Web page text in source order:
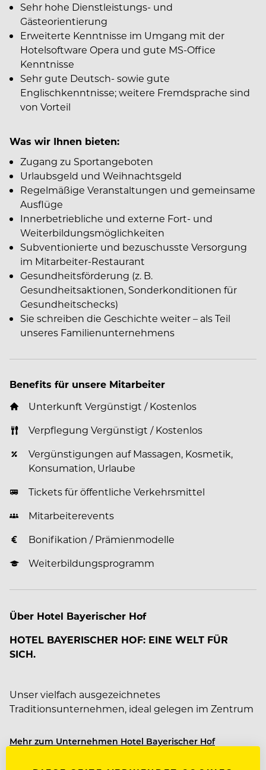
Sehr hohe Dienstleistungs- und
Gästeorientierung
Erweiterte Kenntnisse im Umgang mit der
Hotelsoftware Opera und gute MS-Office
Kenntnisse
Sehr gute Deutsch- sowie gute
Englischkenntnisse; weitere Fremdsprache sind
von Vorteil
Was wir Ihnen bieten:
Zugang zu Sportangeboten
Urlaubsgeld und Weihnachtsgeld
Regelmäßige Veranstaltungen und gemeinsame
Ausflüge
Innerbetriebliche und externe Fort- und
Weiterbildungsmöglichkeiten
Subventionierte und bezuschusste Versorgung
im Mitarbeiter-Restaurant
Gesundheitsförderung (z. B.
Gesundheitsaktionen, Sonderkonditionen für
Gesundheitschecks)
Sie schreiben die Geschichte weiter – als Teil
unseres Familienunternehmens
Benefits für unsere Mitarbeiter
Unterkunft Vergünstigt / Kostenlos
Verpflegung Vergünstigt / Kostenlos
Vergünstigungen auf Massagen, Kosmetik,
Konsumation, Urlaube
Tickets für öffentliche Verkehrsmittel
Mitarbeiterevents
Bonifikation / Prämienmodelle
Weiterbildungsprogramm
Über Hotel Bayerischer Hof
HOTEL BAYERISCHER HOF: EINE WELT FÜR
SICH.
Unser vielfach ausgezeichnetes
Traditionsunternehmen, ideal gelegen im Zentrum
Familie Volkhardt. Mit 337 Zimmern, inklusive 74
Mehr zum Unternehmen Hotel Bayerischer Hof